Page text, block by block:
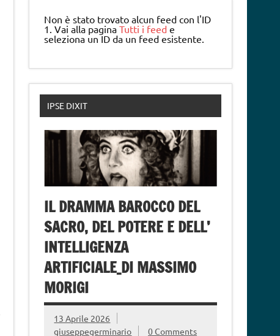
Non è stato trovato alcun feed con l'ID
1. Vai alla paginaTutti i feed e
seleziona un ID da un feed esistente.
IPSE DIXIT
IL DRAMMA BAROCCO DEL
SACRO, DEL POTERE E DELL’
INTELLIGENZA
ARTIFICIALE_DI MASSIMO
MORIGI
13 Aprile 2026
giuseppegerminario
0 Comments